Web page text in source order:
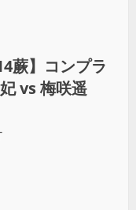
蕨】コンプラ
vs 梅咲遥